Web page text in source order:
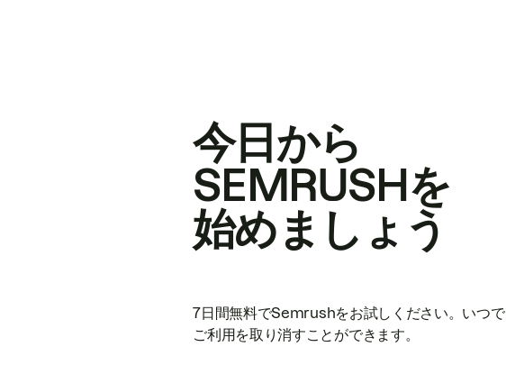
今日から
SEMRUSHを
始めましょう
7日間無料でSemrushをお試しください。いつ
ご利用を取り消すことができます。